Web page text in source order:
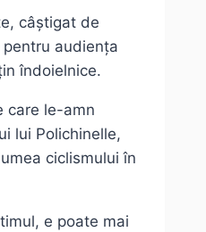
câștigat de
audiența
îndoielnice.
care le-amn
lui Polichinelle,
ciclismului în
e poate mai